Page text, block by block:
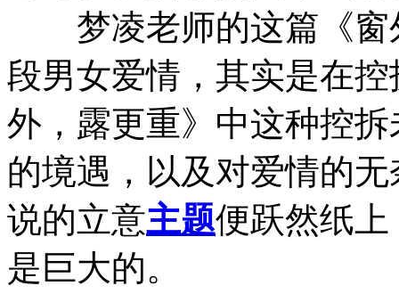
梦凌老师的这篇《窗
段男女爱情，其实是在
外，露更重》中这种控
的境遇，以及对爱情的
说的立意主题便跃然纸
是巨大的。